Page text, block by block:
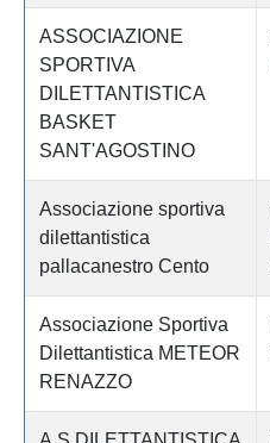
ASSOCIAZIONE
SPORTIVA
DILETTANTISTICA
BASKET
SANT'AGOSTINO
Associazione sportiva
dilettantistica
pallacanestro Cento
Associazione Sportiva
Dilettantistica METEOR
RENAZZO